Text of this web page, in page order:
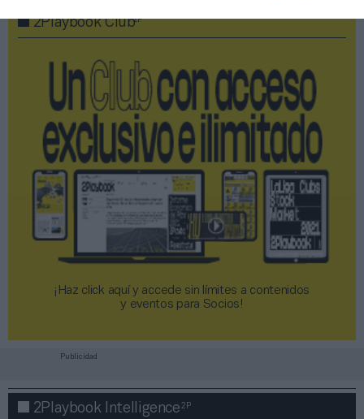
2Playbook Club2P
¡Haz click aquí y accede sin límites a contenidos
y eventos para Socios!​​​​​​​
Publicidad
2Playbook Intelligence2P